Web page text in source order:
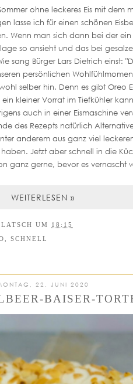
ohne leckeres Eis mit dem
lasse ich für einen schönen
Wenn man sich dann bei der
so ansieht und das bei
sang Bürger Lars Dietrich einst:
persönlichen
selber hin. Denn es gibt Oreo
kleiner Vorrat im Tiefkühler
auch in einer Eismaschine
des Rezepts natürlich
anderem aus ganz viel
Jetzt aber schnell in die
ganz gerne, bevor es vernascht
WEITERLESEN »
UM 18:15
, SCHNELL
22. JUNI 2020
BAISER-